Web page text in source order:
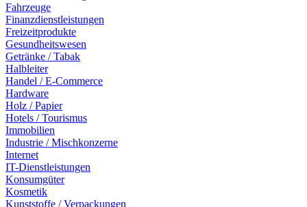
Fahrzeuge
Finanzdienstleistungen
Freizeitprodukte
Gesundheitswesen
Getränke / Tabak
Halbleiter
Handel / E-Commerce
Hardware
Holz / Papier
Hotels / Tourismus
Immobilien
Industrie / Mischkonzerne
Internet
IT-Dienstleistungen
Konsumgüter
Kosmetik
Kunststoffe / Verpackungen